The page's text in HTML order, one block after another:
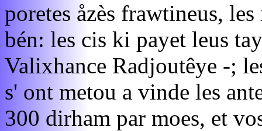
poretes åzès frawtineus,
bén: les cis ki payet leus
Valixhance Radjoutêye -;
s' ont metou a vinde les
300 dirham par moes, et